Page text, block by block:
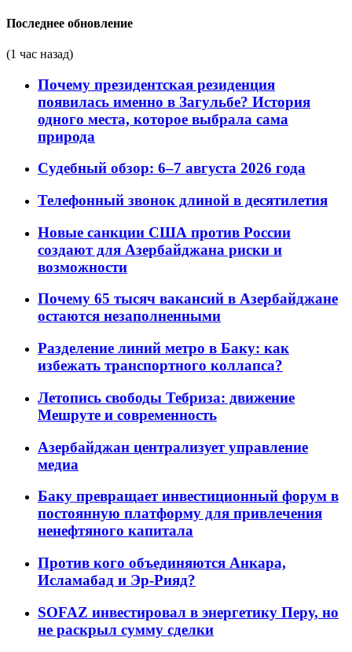
Последнее обновление
(1 час назад)
Почему президентская резиденция
появилась именно в Загульбе? История
одного места, которое выбрала сама
природа
Судебный обзор: 6–7 августа 2026 года
Телефонный звонок длиной в десятилетия
Новые санкции США против России
создают для Азербайджана риски и
возможности
Почему 65 тысяч вакансий в Азербайджане
остаются незаполненными
Разделение линий метро в Баку: как
избежать транспортного коллапса?
Летопись свободы Тебриза: движение
Мешруте и современность
Азербайджан централизует управление
медиа
Баку превращает инвестиционный форум в
постоянную платформу для привлечения
ненефтяного капитала
Против кого объединяются Анкара,
Исламабад и Эр-Рияд?
SOFAZ инвестировал в энергетику Перу, но
не раскрыл сумму сделки